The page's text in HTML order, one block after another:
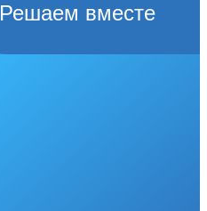
Решаем вместе